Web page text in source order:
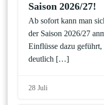
Saison 2026/27!
Ab sofort kann man
der Saison 2026/27
Einflüsse dazu
deutlich […]
28 Juli